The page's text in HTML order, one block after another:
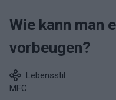
Wie kann man
vorbeugen?
Lebensstil
MFC